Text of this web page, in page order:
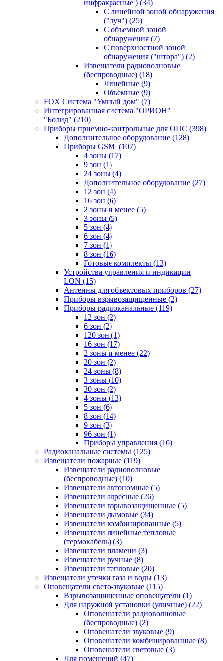
инфракрасные ) (34)
С линейной зоной обнаружения
("луч") (25)
С объемной зоной
обнаружения (7)
С поверхностной зоной
обнаружения ("штора") (2)
Извещатели радиоволновые
(беспроводные) (18)
Линейные (9)
Объемные (9)
FOX Система "Умный дом" (7)
Интегрированная система "ОРИОН"
"Болид" (210)
Приборы приемно-контрольные для ОПС (398)
Дополнительное оборудование (128)
Приборы GSM (107)
4 зоны (17)
9 зон (1)
24 зоны (4)
Дополнительное оборудование (27)
12 зон (4)
16 зон (6)
2 зоны и менее (5)
3 зоны (5)
5 зон (4)
6 зон (4)
7 зон (1)
8 зон (16)
Готовые комплекты (13)
Устройства управления и индикации
LON (15)
Антенны для объектовых приборов (27)
Приборы взрывозащищенные (2)
Приборы радиоканальные (119)
12 зон (2)
6 зон (2)
120 зон (1)
16 зон (17)
2 зоны и менее (22)
20 зон (2)
24 зоны (8)
3 зоны (10)
30 зон (2)
4 зоны (13)
5 зон (6)
8 зон (14)
9 зон (3)
96 зон (1)
Приборы управления (16)
Радиоканальные системы (125)
Извещатели пожарные (119)
Извещатели радиоволновые
(беспроводные) (10)
Извещатели автономные (5)
Извещатели адресные (26)
Извещатели взрывозащищенные (5)
Извещатели дымовые (34)
Извещатели комбинированные (5)
Извещатели линейные тепловые
(термокабель) (3)
Извещатели пламени (3)
Извещатели ручные (8)
Извещатели тепловые (20)
Извещатели утечки газа и воды (13)
Оповещатели свето-звуковые (115)
Взрывозащищенные оповещатели (1)
Для наружной установки (уличные) (22)
Оповещатели радиоволновые
(беспроводные) (2)
Оповещатели звуковые (9)
Оповещатели комбинированные (8)
Оповещатели световые (3)
Для помещений (47)